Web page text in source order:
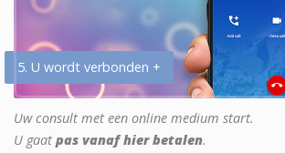
5. U wordt verbonden +
Uw consult met een online medium start.
U gaat pas vanaf hier betalen.